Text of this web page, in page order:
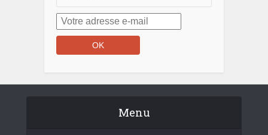
Menu